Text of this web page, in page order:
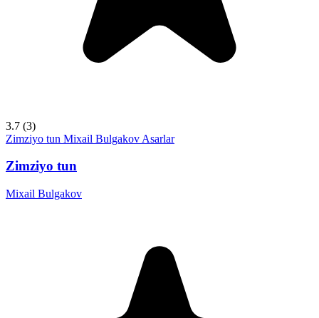
3.7 (3)
Zimziyo tun Mixail Bulgakov Asarlar
Zimziyo tun
Mixail Bulgakov